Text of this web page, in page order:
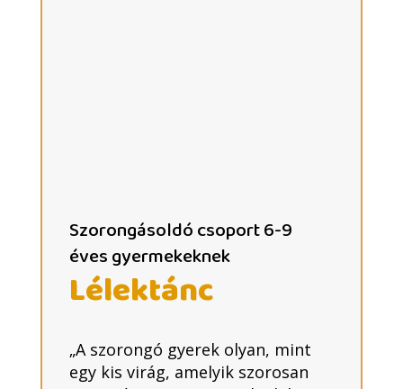
Szorongásoldó csoport 6-9
éves gyermekeknek
Lélektánc
„A szorongó gyerek olyan, mint
egy kis virág, amelyik szorosan